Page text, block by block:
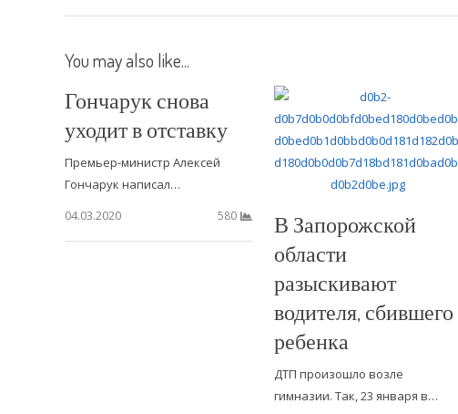
You may also like...
Гончарук снова
уходит в отставку
Премьер-министр Алексей
Гончарук написал…
04.03.2020
580
В Запорожской
области
разыскивают
водителя, сбившего
ребенка
ДТП произошло возле
гимназии. Так, 23 января в…